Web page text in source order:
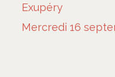
Exupéry
Mercredi 16